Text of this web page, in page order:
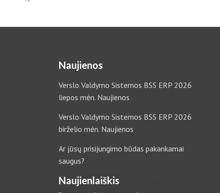
Naujienos
Verslo Valdymo Sistemos BSS ERP 2026
liepos mėn. Naujienos
Verslo Valdymo Sistemos BSS ERP 2026
birželio mėn. Naujienos
Ar jūsų prisijungimo būdas pakankamai
saugus?
Naujienlaiškis